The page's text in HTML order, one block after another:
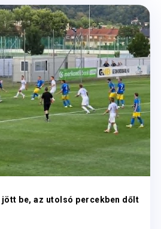
be, az utolsó percekben dőlt